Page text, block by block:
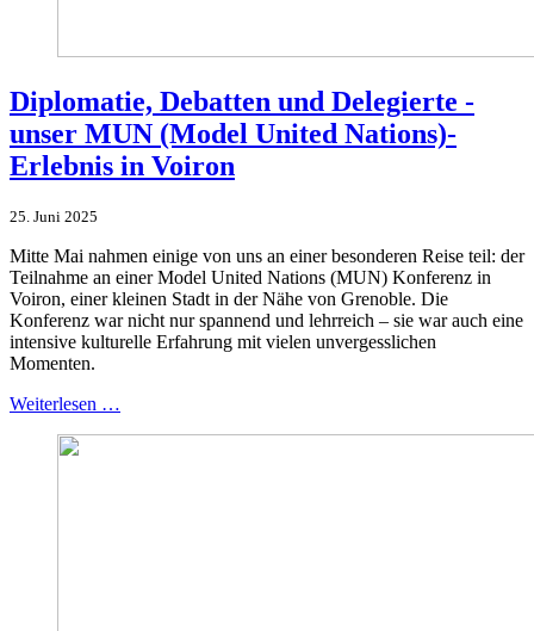
Diplomatie, Debatten und Delegierte -
unser MUN (Model United Nations)-
Erlebnis in Voiron
25. Juni 2025
Mitte Mai nahmen einige von uns an einer besonderen Reise teil: der
Teilnahme an einer Model United Nations (MUN) Konferenz in
Voiron, einer kleinen Stadt in der Nähe von Grenoble. Die
Konferenz war nicht nur spannend und lehrreich – sie war auch eine
intensive kulturelle Erfahrung mit vielen unvergesslichen
Momenten.
Weiterlesen …